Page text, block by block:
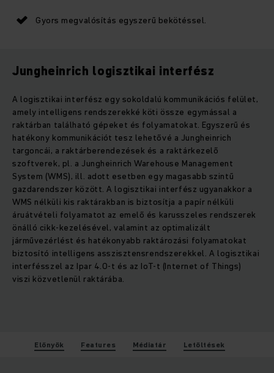
Gyors megvalósítás egyszerű bekötéssel.
Jungheinrich logisztikai interfész
A logisztikai interfész egy sokoldalú kommunikációs felület,
amely intelligens rendszerekké köti össze egymással a
raktárban található gépeket és folyamatokat. Egyszerű és
hatékony kommunikációt tesz lehetővé a Jungheinrich
targoncái, a raktárberendezések és a raktárkezelő
szoftverek, pl. a Jungheinrich Warehouse Management
System (WMS), ill. adott esetben egy magasabb szintű
gazdarendszer között. A logisztikai interfész ugyanakkor a
WMS nélküli kis raktárakban is biztosítja a papír nélküli
áruátvételi folyamatot az emelő és karusszeles rendszerek
önálló cikk-kezelésével, valamint az optimalizált
járművezérlést és hatékonyabb raktározási folyamatokat
biztosító intelligens asszisztensrendszerekkel. A logisztikai
interfésszel az Ipar 4.0-t és az IoT-t (Internet of Things)
viszi közvetlenül raktárába.
Előnyök Features Médiatár Letöltések